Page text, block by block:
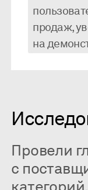
продаж,
на
Провели
с